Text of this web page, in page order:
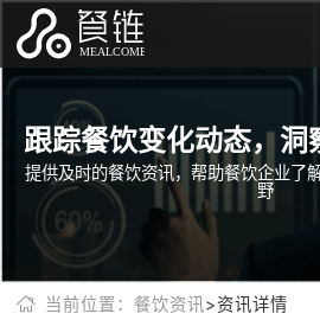
跟踪餐饮变化动态，洞
提供及时的餐饮资讯，帮助餐饮企业了
野
当前位置：餐饮资讯 >资讯详情